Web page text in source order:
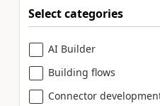
Select categories
AI Builder
Building flows
Connector